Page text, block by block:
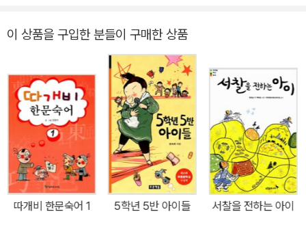
서 깊이 있는 주제를 흥미롭게 전하는 타고난 ‘이야기꾼’이다. 아이들
이 삶에 매우 중요한 여러 가치들을 배우는 과정을 웃음과 함께 유쾌
하게 전하는 진형민 작가의 동화는 모두 큰 사랑을 받고 있다. 운동장
에서 뛰어노는 아이들의 모습을 유쾌하고 흥미롭게 그려 낸 『소리 질
러, 운동장』은 “스포츠 동화의 정석”(알라딘 독자 평)이라는 평이 지
극히 어울린다. 야구를 좋아하는 아이들은 막야구부의 자유로운 경기
방식에 매력을 느끼고, 야구를 잘 모르는 아이들은 야구에 흥미를 품
게 되는 작품으로, 새로운 표지는 야구공을 모티브로 삼아 통통 튀는
매력을 담뿍 담아 냈다. 『소리 질러, 운동장』의 주인공은 야구부에서
쫓겨난 김동해와 여자라는 이유로 야구부에 들어가지 못한 공희주이
이 상품을 구입한 분들이 구매한 상품
따개비 한문숙어 1 5학년 5반 아이들 서찰을 전하는 아이